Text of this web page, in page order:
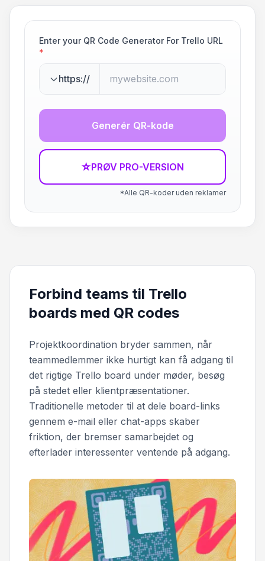
Enter your QR Code Generator For Trello URL
*
https://
Generér QR-kode
☆PRØV PRO-VERSION
*Alle QR-koder uden reklamer
Forbind teams til Trello
boards med QR codes
Projektkoordination bryder sammen, når
teammedlemmer ikke hurtigt kan få adgang til
det rigtige Trello board under møder, besøg
på stedet eller klientpræsentationer.
Traditionelle metoder til at dele board-links
gennem e-mail eller chat-apps skaber
friktion, der bremser samarbejdet og
efterlader interessenter ventende på adgang.